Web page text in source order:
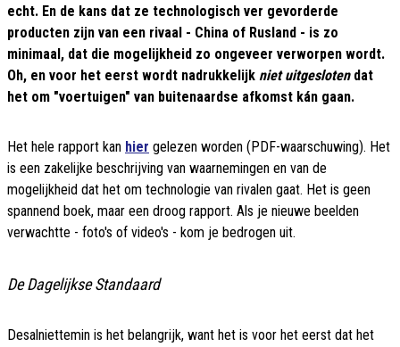
echt. En de kans dat ze technologisch ver gevorderde
producten zijn van een rivaal - China of Rusland - is zo
minimaal, dat die mogelijkheid zo ongeveer verworpen wordt.
Oh, en voor het eerst wordt nadrukkelijk niet uitgeslotendat
het om "voertuigen" van buitenaardse afkomst kán gaan.
Het hele rapport kan hier gelezen worden (PDF-waarschuwing). Het
is een zakelijke beschrijving van waarnemingen en van de
mogelijkheid dat het om technologie van rivalen gaat. Het is geen
spannend boek, maar een droog rapport. Als je nieuwe beelden
verwachtte - foto's of video's - kom je bedrogen uit.
De Dagelijkse Standaard
Desalniettemin is het belangrijk, want het is voor het eerst dat het